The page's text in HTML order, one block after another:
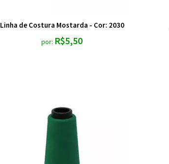
Linha de Costura Mostarda - Cor: 2030
por: R$5,50